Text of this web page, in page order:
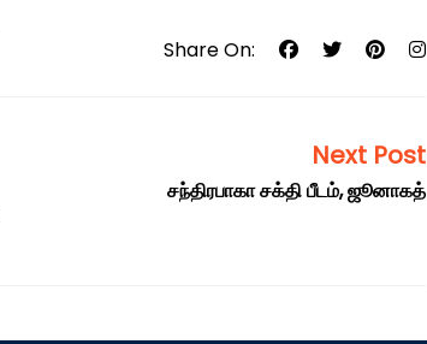
Share On:
Next Post
சந்திரபாகா சக்தி பீடம், ஜூனாகத்